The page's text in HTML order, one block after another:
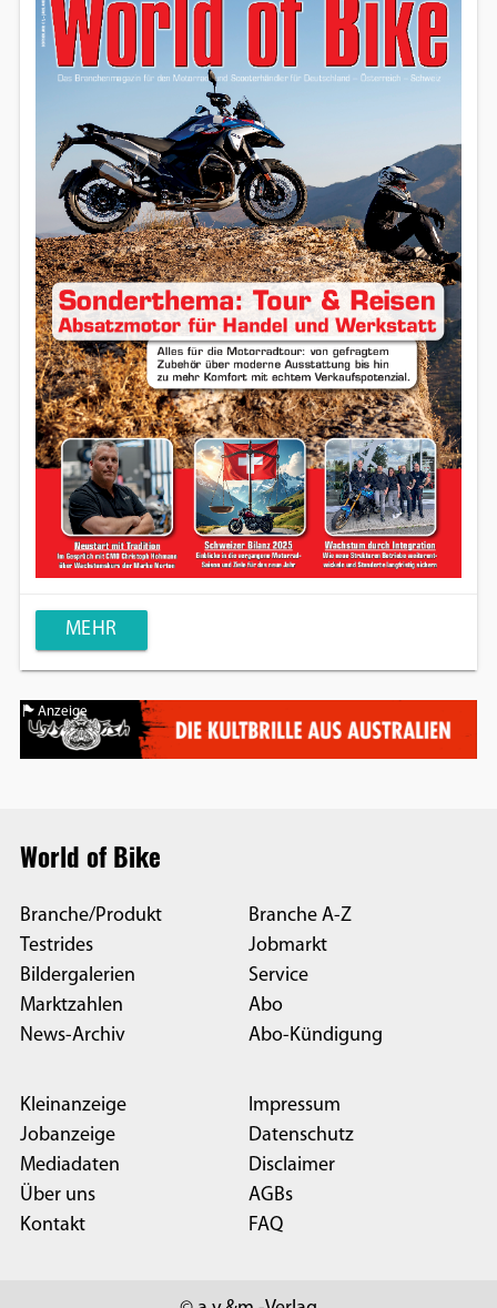
MEHR
Anzeige
World of Bike
Branche/Produkt
Testrides
Bildergalerien
Marktzahlen
News-Archiv
Branche A-Z
Jobmarkt
Service
Abo
Abo-Kündigung
Kleinanzeige
Jobanzeige
Mediadaten
Über uns
Kontakt
Impressum
Datenschutz
Disclaimer
AGBs
FAQ